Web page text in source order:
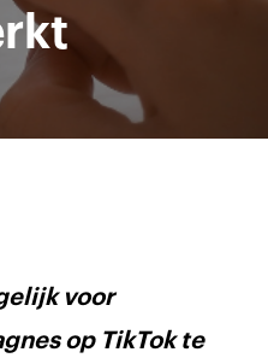
voor
op TikTok te